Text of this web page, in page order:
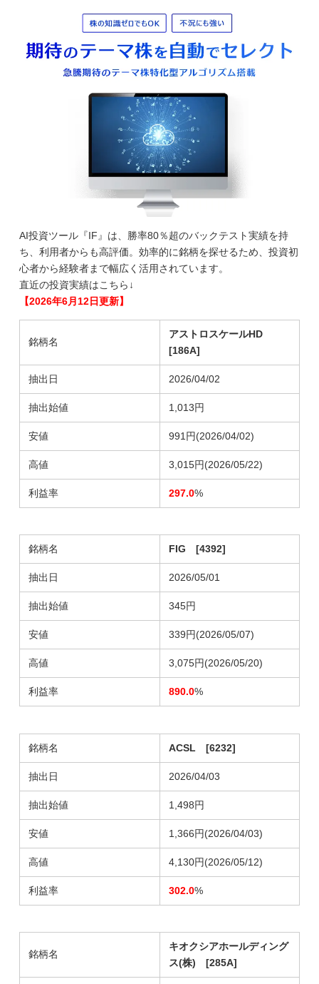
AI投資ツール『IF』は、勝率80％超のバックテスト実績を持
ち、利用者からも高評価。効率的に銘柄を探せるため、投資初
心者から経験者まで幅広く活用されています。
直近の投資実績はこちら↓
【2026年6月12日更新】
銘柄名
アストロスケールHD
[186A]
抽出日 2026/04/02
抽出始値 1,013円
安値 991円(2026/04/02)
高値 3,015円(2026/05/22)
利益率 297.0%
銘柄名 FIG [4392]
抽出日 2026/05/01
抽出始値 345円
安値 339円(2026/05/07)
高値 3,075円(2026/05/20)
利益率 890.0%
銘柄名 ACSL [6232]
抽出日 2026/04/03
抽出始値 1,498円
安値 1,366円(2026/04/03)
高値 4,130円(2026/05/12)
利益率 302.0%
銘柄名
キオクシアホールディング
ス(株) [285A]